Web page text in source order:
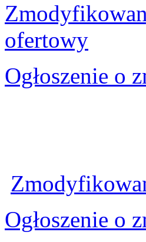
ofertowy
Ogłoszenie o
Ogłoszenie o